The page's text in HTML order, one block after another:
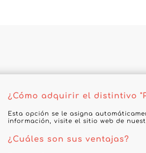
¿Cómo adquirir el distintivo
Esta opción se le asigna
información, visite el sitio web de
¿Cuáles son sus ventajas?